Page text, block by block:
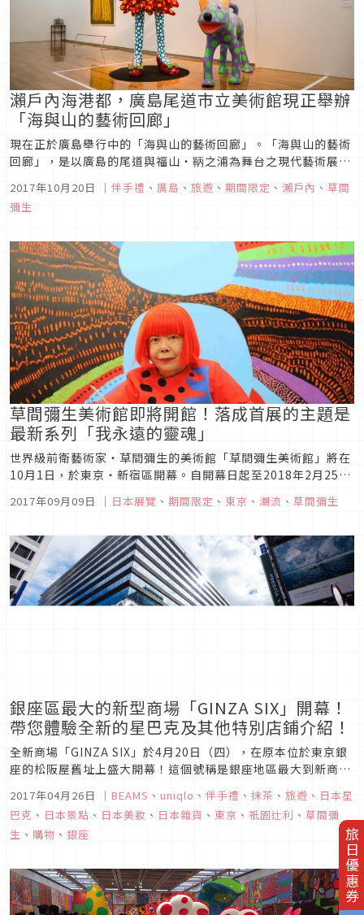
旅日優惠券
瀨戶內海港都，廣島尾道市立美術館現正舉辦
「海與山的藝術回廊」
現在正於廣島舉行中的「海與山的藝術回廊」。「海與山的藝術
回廊」，是以廣島的尾道與福山・鞆之浦為舞台之現代藝術展覽
愁感的風景之尾道與福山・鞆之浦，近年來則是以現代藝術的根
據地之姿，廣受大眾矚目。而這次的「海與山的藝術回廊」，會
2017年10月20日 ｜ 伴手禮 、 廣島 、 旅遊 、 期間限定 、 瀨戶內 、 草間
彌生
草間彌生美術館即將開館！落成首展的主題是
最新系列「我永遠的靈魂」
世界級前衛藝術家・草間彌生的美術館「草間彌生美術館」將在
10月1日，於東京・新宿區開幕。自開幕日起至2018年2月25日
真正能夠接近藝術」。該美術館將藉由展示草間彌生的作品及相
的由草間所設...
2017年09月09日 ｜ 日本展覽 、 期間限定 、 東京 、 潮流 、 草間彌生
銀座區最大的新型商場「GINZA SIX」開幕！
帶您體驗全新的星巴克及其他特別店鋪介紹！
全新商場「GINZA SIX」於4月20日（四），在原本位於東京銀
座的松阪屋舊址上盛大開幕！這個號稱是銀座地區最大到新商
場，就在銀座6丁目•銀座中央通上的UNIQLO前面，是座集合
了商辦、文化、交流設施、空中庭園、觀光景點等，擁有地下6
層加地上13層的大規模商場。地下2樓～6樓以及13樓的部分是
商業...
2017年04月26日 ｜ BEAMS 、 uniqlo 、 伴手禮 、 抹茶 、 旅遊 、 日本星
巴克 、 日本景點 、 日本美妝 、 日本雜貨 、 東京 、 祇園辻利 、 草間彌
生 、 購物 、 銀座